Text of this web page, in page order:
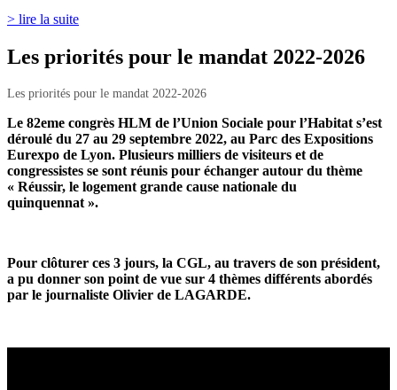
> lire la suite
Les priorités pour le mandat 2022-2026
Les priorités pour le mandat 2022-2026
Le 82eme congrès HLM de l’Union Sociale pour l’Habitat s’est
déroulé du 27 au 29 septembre 2022, au Parc des Expositions
Eurexpo de Lyon. Plusieurs milliers de visiteurs et de
congressistes se sont réunis pour échanger autour du thème
« Réussir, le logement grande cause nationale du
quinquennat ».
Pour clôturer ces 3 jours, la CGL, au travers de son président,
a pu donner son point de vue sur 4 thèmes différents abordés
par le journaliste Olivier de LAGARDE.